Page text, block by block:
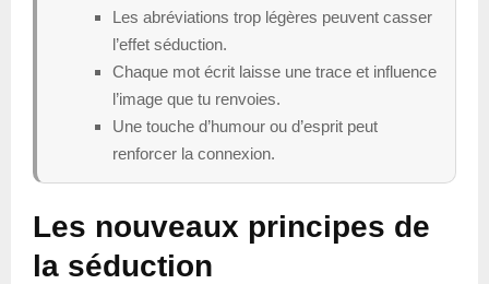
Les abréviations trop légères peuvent casser
l’effet séduction.
Chaque mot écrit laisse une trace et influence
l’image que tu renvoies.
Une touche d’humour ou d’esprit peut
renforcer la connexion.
Les nouveaux principes de
la séduction